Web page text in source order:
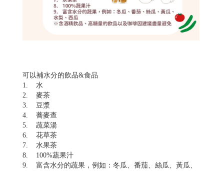
可以補水分的飲品&食品
1. 水
2. 麥茶
3. 豆漿
4. 蕎麥查
5. 蔬菜湯
6. 花草茶
7. 水果茶
8. 100%蔬果汁
9. 富含水分的蔬果，例如：冬瓜、番茄、絲瓜、黃瓜、